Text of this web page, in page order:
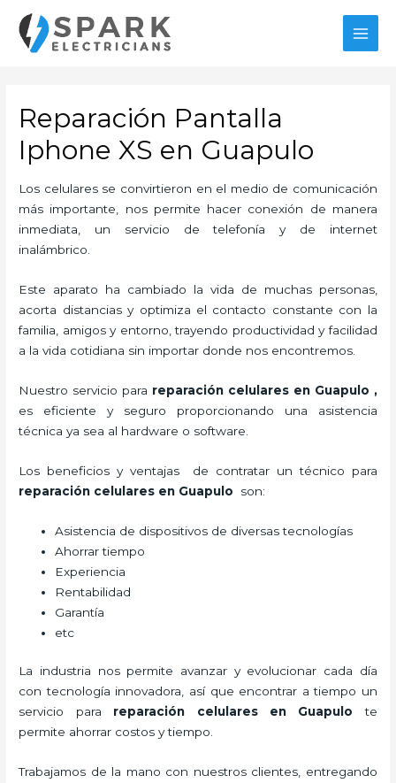
contenido
Reparación Pantalla
Iphone XS en Guapulo
Los celulares se convirtieron en el medio de comunicación
más importante, nos permite hacer conexión de manera
inmediata, un servicio de telefonía y de internet
inalámbrico.
Este aparato ha cambiado la vida de muchas personas,
acorta distancias y optimiza el contacto constante con la
familia, amigos y entorno, trayendo productividad y facilidad
a la vida cotidiana sin importar donde nos encontremos.
Nuestro servicio para reparación celulares en Guapulo ,
es eficiente y seguro proporcionando una asistencia
técnica ya sea al hardware o software.
Los beneficios y ventajas de contratar un técnico para
reparación celulares en Guapulo son:
Asistencia de dispositivos de diversas tecnologías
Ahorrar tiempo
Experiencia
Rentabilidad
Garantía
etc
La industria nos permite avanzar y evolucionar cada día
con tecnología innovadora, así que encontrar a tiempo un
servicio para reparación celulares en Guapulo te
permite ahorrar costos y tiempo.
Trabajamos de la mano con nuestros clientes, entregando